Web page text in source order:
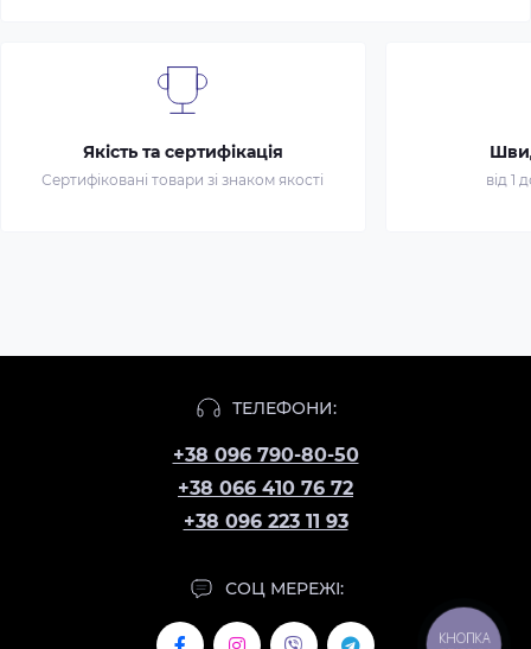
Якість та сертифікація
Сертифіковані товари зі знаком якості від 1
ТЕЛЕФОНИ:
+38 096 790-80-50
+38 066 410 76 72
+38 096 223 11 93
СОЦ МЕРЕЖІ:
КНОПКА